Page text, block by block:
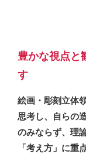
豊かな視点と
す
絵画・彫刻立体
思考し、自らの
のみならず、理
「考え方」に重